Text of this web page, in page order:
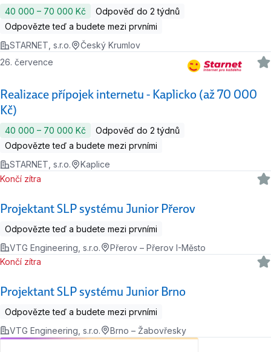
40 000 ‍–‍ 70 000 Kč
Odpověď do 2 týdnů
Odpovězte teď a budete mezi prvními
STARNET, s.r.o.
Český Krumlov
Realizace přípojek internetu - Kaplicko (až 70 000
Kč)
26. července
40 000 ‍–‍ 70 000 Kč
Odpověď do 2 týdnů
Odpovězte teď a budete mezi prvními
STARNET, s.r.o.
Kaplice
Projektant SLP systému Junior Přerov
Končí zítra
Odpovězte teď a budete mezi prvními
VTG Engineering, s.r.o.
Přerov – Přerov I-Město
Projektant SLP systému Junior Brno
Končí zítra
Odpovězte teď a budete mezi prvními
VTG Engineering, s.r.o.
Brno – Žabovřesky